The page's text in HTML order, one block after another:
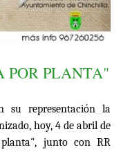
POR PLANTA"
su representación la
hoy, 4 de abril de
junto con RR